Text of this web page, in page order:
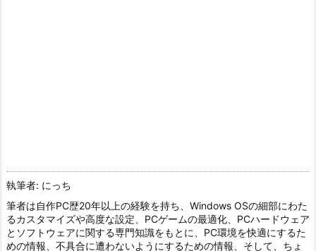
執筆者: にっち
筆者は自作PC歴20年以上の経験を持ち、Windows OSの細部にわた
るカスタマイズや高度な設定、PCゲームの最適化、PCハードウェア
とソフトウェアに関する専門知識をもとに、PC環境を快適にするた
めの情報、不具合に遭わないようにするための情報、そして、ちょ